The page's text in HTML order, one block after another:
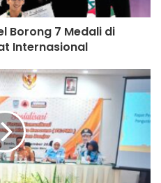
Borong 7 Medali di
Internasional